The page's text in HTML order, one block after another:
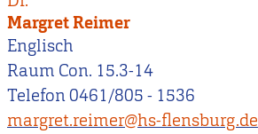
Margret Reimer
Englisch
Raum Con. 15.3-14
Telefon 0461/805 - 1536
margret.reimer@hs-flensburg.de